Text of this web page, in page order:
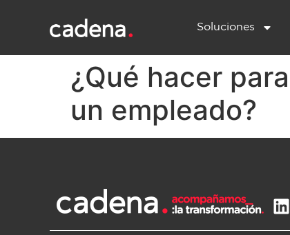
Soluciones
¿Qué hacer
un empleado?